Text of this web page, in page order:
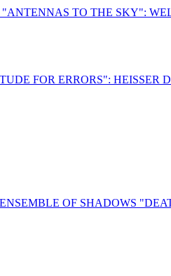
TO THE SKY":
FOR ERRORS": HEISSER
OF SHADOWS